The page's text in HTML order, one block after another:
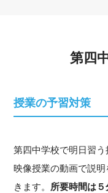
第四
授業の予習対策
第四中学校で明日習
映像授業の動画で説
きます。 所要時間は５